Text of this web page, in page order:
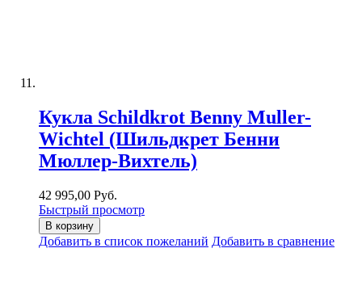
Кукла Schildkrot Benny Muller-
Wichtel (Шильдкрет Бенни
Мюллер-Вихтель)
42 995,00 Руб.
Быстрый просмотр
В корзину
Добавить в список пожеланий Добавить в сравнение